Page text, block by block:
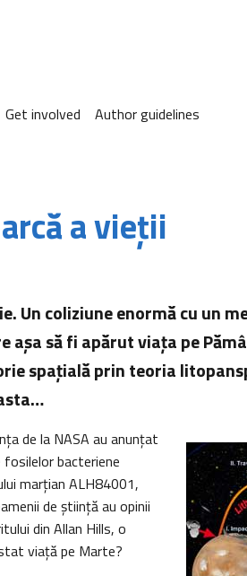
Get involved Author guidelines
a vieții
Un coliziune enormă cu un
așa să fi apărut viața pe
spațială prin teoria
de la NASA au anunțat
bacteriene
marțian ALH84001,
de știință au opinii
din Allan Hills, o
viață pe Marte?